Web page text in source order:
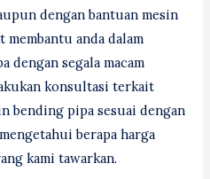
dengan bantuan mesin
membantu anda dalam
dengan segala macam
konsultasi terkait
bending pipa sesuai dengan
berapa harga
kami tawarkan.